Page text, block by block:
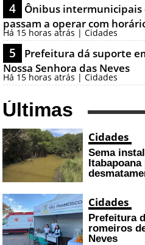
4
Ônibus intermunicipais
passam a operar com
Há 15 horas atrás | Cidades
5
Prefeitura dá suporte
Nossa Senhora das Neves
Há 15 horas atrás | Cidades
Últimas
Cidades
Sema
Cidades
Prefeitura
romeiros
Neves